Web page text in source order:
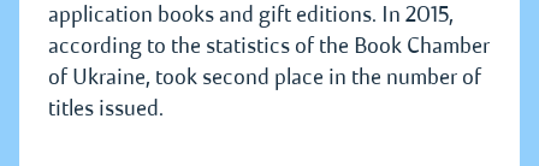
application books and gift editions. In 2015,
according to the statistics of the Book Chamber
of Ukraine, took second place in the number of
titles issued.